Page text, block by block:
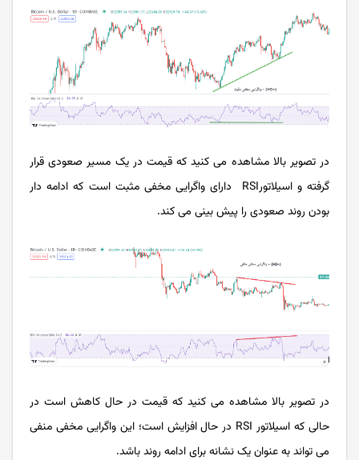
در تصویر بالا مشاهده می کنید که قیمت در یک مسیر صعودی قرار
گرفته و اسیلاتورRSI دارای واگرایی مخفی مثبت است که ادامه دار
بودن روند صعودی را پیش بینی می کند.
در تصویر بالا مشاهده می کنید که قیمت در حال کاهش است در
حالی که اسیلاتور RSI در حال افزایش است؛ این واگرایی مخفی منفی
می تواند به عنوان یک نشانه برای ادامه روند باشد.